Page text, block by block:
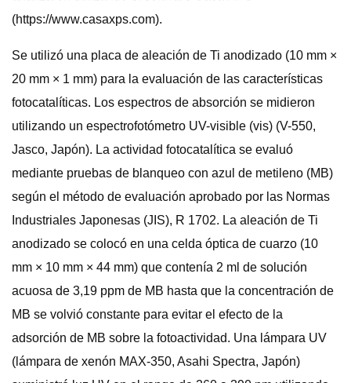
(https://www.casaxps.com).
Se utilizó una placa de aleación de Ti anodizado (10 mm ×
20 mm × 1 mm) para la evaluación de las características
fotocatalíticas. Los espectros de absorción se midieron
utilizando un espectrofotómetro UV-visible (vis) (V-550,
Jasco, Japón). La actividad fotocatalítica se evaluó
mediante pruebas de blanqueo con azul de metileno (MB)
según el método de evaluación aprobado por las Normas
Industriales Japonesas (JIS), R 1702. La aleación de Ti
anodizado se colocó en una celda óptica de cuarzo (10
mm × 10 mm × 44 mm) que contenía 2 ml de solución
acuosa de 3,19 ppm de MB hasta que la concentración de
MB se volvió constante para evitar el efecto de la
adsorción de MB sobre la fotoactividad. Una lámpara UV
(lámpara de xenón MAX-350, Asahi Spectra, Japón)